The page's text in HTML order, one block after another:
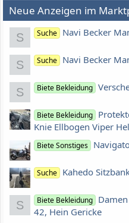
Neue Anzeigen im
S Suche Navi Becker
S Suche Navi Becker
S Biete Bekleidung
Biete Bekleidung
Knie Ellbogen Viper
Biete Sonstiges
Suche Kahedo
S Biete Bekleidung
42, Hein Gericke